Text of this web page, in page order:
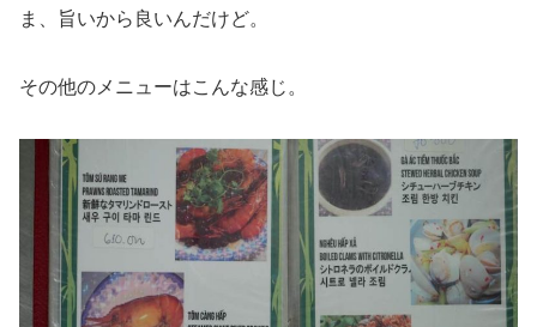
ま、旨いから良いんだけど。
その他のメニューはこんな感じ。